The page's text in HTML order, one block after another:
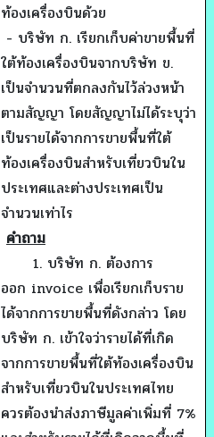
ท้องเครื่องบินด้วย
- บริษัท ก. เรียกเก็บค่าขายพื้นที่
ใต้ท้องเครื่องบินจากบริษัท ข.
เป็นจำนวนที่ตกลงกันไว้ล่วงหน้า
ตามสัญญา โดยสัญญาไม่ได้ระบุว่า
เป็นรายได้จากการขายพื้นที่ใต้
ท้องเครื่องบินสำหรับเที่ยวบินใน
ประเทศและต่างประเทศเป็น
จำนวนเท่าไร
คำถาม
1. บริษัท ก. ต้องการ
ออก invoice เพื่อเรียกเก็บราย
ได้จากการขายพื้นที่ดังกล่าว โดย
บริษัท ก. เข้าใจว่ารายได้ที่เกิด
จากการขายพื้นที่ใต้ท้องเครื่องบิน
สำหรับเที่ยวบินในประเทศไทย
ควรต้องนำส่งภาษีมูลค่าเพิ่มที่ 7%